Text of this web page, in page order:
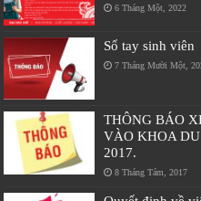
6 Tháng Một, 2022
Sổ tay sinh viên
7 Tháng Mười Một,
THÔNG BÁO
VÀO KHOA
2017.
8 Tháng Tám, 2017